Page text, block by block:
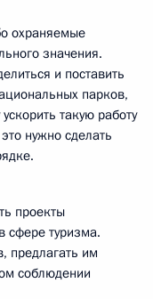
охраняемые
значения.
и поставить
парков,
такую работу
нужно сделать
проекты
сфере туризма.
предлагать им
соблюдении